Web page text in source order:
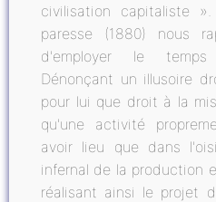
civilisation capitaliste
paresse (1880) nous
d'employer le temps
Dénonçant un illusoire
pour lui que droit à la
qu'une activité
avoir lieu que dans
infernal de la production
réalisant ainsi le projet